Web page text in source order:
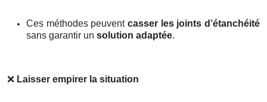
Ces méthodes peuvent casser les joints d’étanchéité
sans garantir un solution adaptée.
❌ Laisser empirer la situation